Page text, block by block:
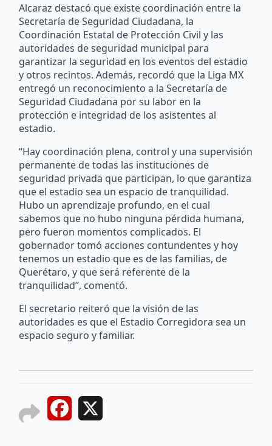
Alcaraz destacó que existe coordinación entre la
Secretaría de Seguridad Ciudadana, la
Coordinación Estatal de Protección Civil y las
autoridades de seguridad municipal para
garantizar la seguridad en los eventos del estadio
y otros recintos. Además, recordó que la Liga MX
entregó un reconocimiento a la Secretaría de
Seguridad Ciudadana por su labor en la
protección e integridad de los asistentes al
estadio.
“Hay coordinación plena, control y una supervisión
permanente de todas las instituciones de
seguridad privada que participan, lo que garantiza
que el estadio sea un espacio de tranquilidad.
Hubo un aprendizaje profundo, en el cual
sabemos que no hubo ninguna pérdida humana,
pero fueron momentos complicados. El
gobernador tomó acciones contundentes y hoy
tenemos un estadio que es de las familias, de
Querétaro, y que será referente de la
tranquilidad”, comentó.
El secretario reiteró que la visión de las
autoridades es que el Estadio Corregidora sea un
espacio seguro y familiar.
Facebook